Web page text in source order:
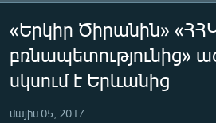
հիմնական
մենյուին
Որոնում
ԸՆՏՐՈՒԹՅՈՒՆՆԵՐ 2026
ԻՐԱՎՈՒՆՔ
«Երկիր Ծիրանին»
բռնապետությունից»
սկսում է Երևանից
մայիս 05, 2017